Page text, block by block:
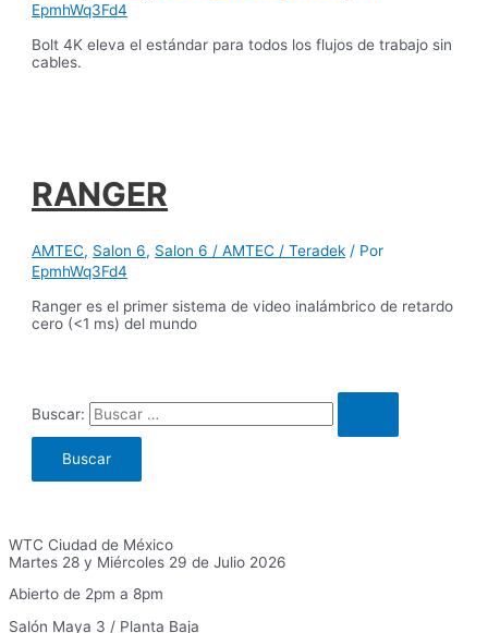
EpmhWq3Fd4
Bolt 4K eleva el estándar para todos los flujos de trabajo sin
cables.
RANGER
AMTEC, Salon 6, Salon 6 / AMTEC / Teradek / Por
EpmhWq3Fd4
Ranger es el primer sistema de video inalámbrico de retardo
cero (<1 ms) del mundo
Buscar:
WTC Ciudad de México
Martes 28 y Miércoles 29 de Julio 2026
Abierto de 2pm a 8pm
Salón Maya 3 / Planta Baja